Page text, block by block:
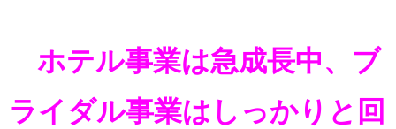
​ ホテル事業は急成長中、ブ
ライダル事業はしっかりと回